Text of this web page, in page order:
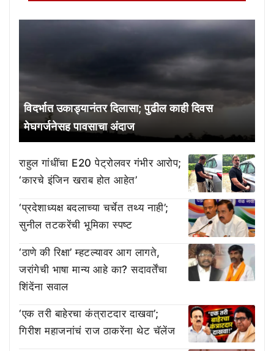
विदर्भात उकाड्यानंतर दिलासा; पुढील काही दिवस
मेघगर्जनेसह पावसाचा अंदाज
राहुल गांधींचा E20 पेट्रोलवर गंभीर आरोप;
‘कारचे इंजिन खराब होत आहेत’
‘प्रदेशाध्यक्ष बदलाच्या चर्चेत तथ्य नाही’;
सुनील तटकरेंची भूमिका स्पष्ट
‘ठाणे की रिक्षा’ म्हटल्यावर आग लागते,
जरांगेची भाषा मान्य आहे का? सदावर्तेंचा
शिंदेंना सवाल
‘एक तरी बाहेरचा कंत्राटदार दाखवा’;
गिरीश महाजनांचं राज ठाकरेंना थेट चॅलेंज